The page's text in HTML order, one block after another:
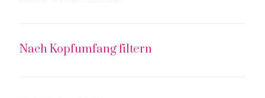
Nach Kopfumfang filtern